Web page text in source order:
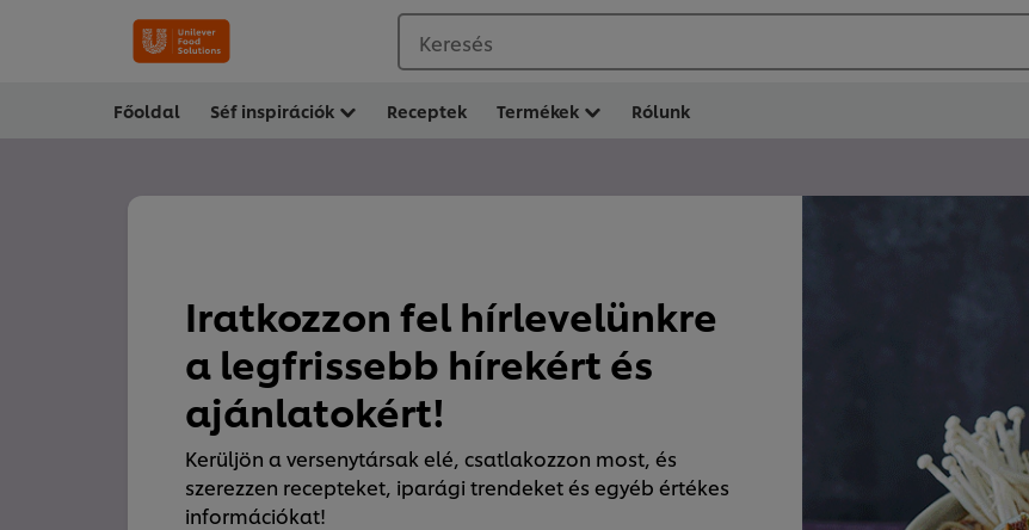
Keresés
Főoldal Séf inspirációk Receptek Termékek Rólunk
Iratkozzon fel hírlevelünkre
a legfrissebb hírekért és
ajánlatokért!
Kerüljön a versenytársak elé, csatlakozzon most, és
szerezzen recepteket, iparági trendeket és egyéb értékes
információkat!